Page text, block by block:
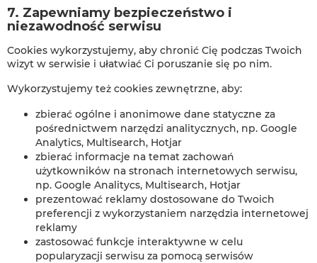
7. Zapewniamy bezpieczeństwo i
niezawodność serwisu
Cookies wykorzystujemy, aby chronić Cię podczas Twoich
wizyt w serwisie i ułatwiać Ci poruszanie się po nim.
Wykorzystujemy też cookies zewnętrzne, aby:
zbierać ogólne i anonimowe dane statyczne za
pośrednictwem narzędzi analitycznych, np. Google
Analytics, Multisearch, Hotjar
zbierać informacje na temat zachowań
użytkowników na stronach internetowych serwisu,
np. Google Analitycs, Multisearch, Hotjar
prezentować reklamy dostosowane do Twoich
preferencji z wykorzystaniem narzędzia internetowej
reklamy
zastosować funkcje interaktywne w celu
popularyzacji serwisu za pomocą serwisów